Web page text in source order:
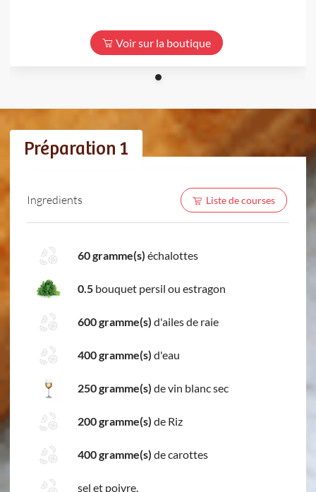
Voir sur la boutique
Préparation 1
Ingredients Liste de courses
60 gramme(s) échalottes
0.5 bouquet persil ou estragon
600 gramme(s) d'ailes de raie
400 gramme(s) d'eau
250 gramme(s) de vin blanc sec
200 gramme(s) de Riz
400 gramme(s) de carottes
sel et poivre.